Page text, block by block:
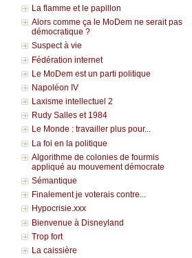
La flamme et le papillon
Alors comme ça le MoDem ne serait pas
démocratique ?
Suspect à vie
Fédération internet
Le MoDem est un parti politique
Napoléon IV
Laxisme intellectuel 2
Rudy Salles et 1984
Le Monde : travailler plus pour...
La foi en la politique
Algorithme de colonies de fourmis
appliqué au mouvement démocrate
Sémantique
Finalement je voterais contre...
Hypocrisie.xxx
Bienvenue à Disneyland
Trop fort
La caissière